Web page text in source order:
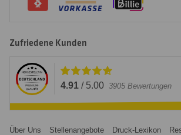
Zufriedene Kunden
4.91 / 5.00 3905 Bewertungen
Über Uns Stellenangebote Druck-Lexikon